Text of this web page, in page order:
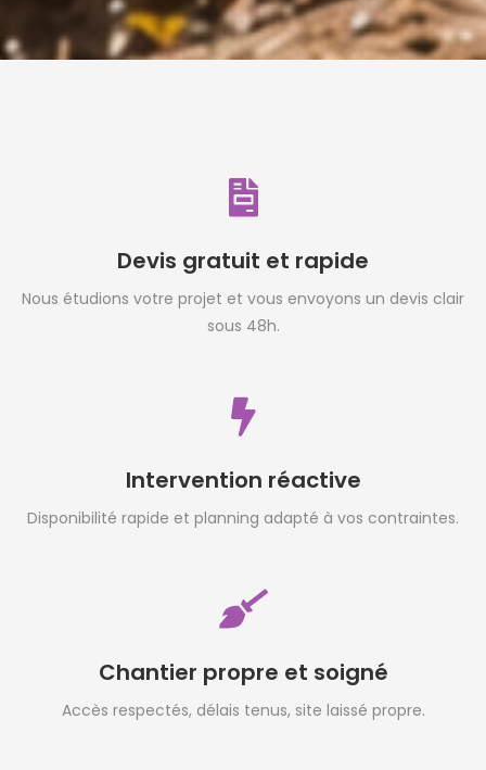
Devis gratuit et rapide
Nous étudions votre projet et vous envoyons un devis clair
sous 48h.
Intervention réactive
Disponibilité rapide et planning adapté à vos contraintes.
Chantier propre et soigné
Accès respectés, délais tenus, site laissé propre.